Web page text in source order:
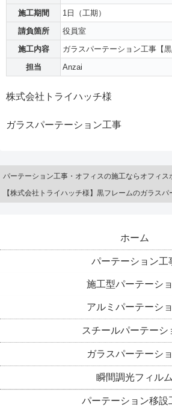
施工期間
1日（工期）
請負箇所
役員室
施工内容
ガラスパーテーション工事【黒
担当
Anzai
株式会社トライハッチ様
ガラスパーテーション工事
パーテーション工事・オフィスの施工ならオフィス
【株式会社トライハッチ様】黒フレームのガラス
ホーム
パーテーション工
施工型パーテーシ
アルミパーテーシ
スチールパーテーシ
ガラスパーテーシ
瞬間調光フィルム
パーテーション移設